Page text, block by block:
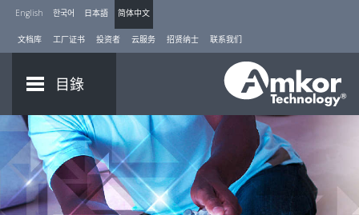
English 한국어 日本語 简体中文
文档库 工厂证书 投资者 云服务 招贤纳士 联系我们
目錄